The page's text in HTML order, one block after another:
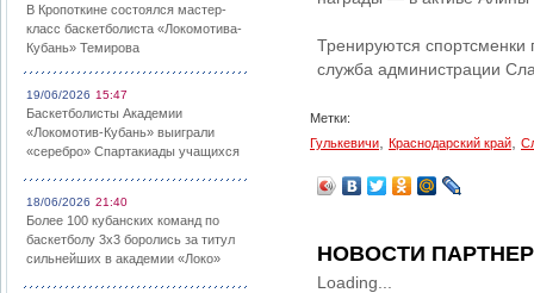
В Кропоткине состоялся мастер-
класс баскетболиста «Локомотива-
Кубань» Темирова
19/06/2026 15:47
Баскетболисты Академии
«Локомотив-Кубань» выиграли
«серебро» Спартакиады учащихся
18/06/2026 21:40
Более 100 кубанских команд по
баскетболу 3х3 боролись за титул
сильнейших в академии «Локо»
Тренируются
служба администрации
Метки:
Гулькевичи
Краснодарский край
НОВОСТИ
Loading...